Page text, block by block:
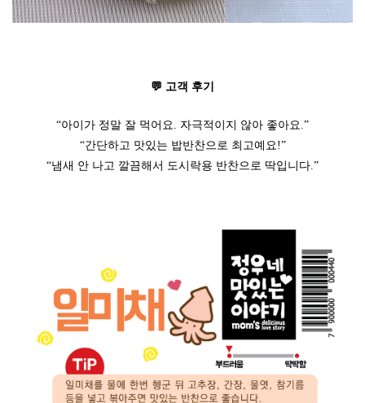
💬 고객 후기
“아이가 정말 잘 먹어요. 자극적이지 않아 좋아요.”
“간단하고 맛있는 밥반찬으로 최고예요!”
“냄새 안 나고 깔끔해서 도시락용 반찬으로 딱입니다.”